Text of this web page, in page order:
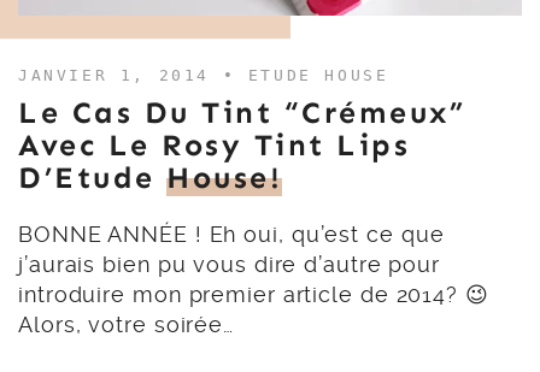
JANVIER 1, 2014 • ETUDE HOUSE
Le Cas Du Tint “crémeux”
Avec Le Rosy Tint Lips
D’Etude House!
BONNE ANNÉE ! Eh oui, qu’est ce que
j’aurais bien pu vous dire d’autre pour
introduire mon premier article de 2014? 😉
Alors, votre soirée…